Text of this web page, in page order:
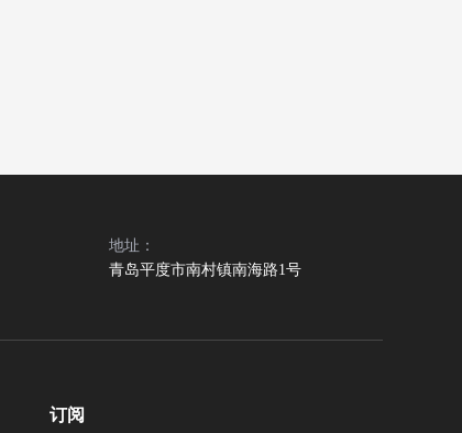
地址：
青岛平度市南村镇南海路1号
订阅